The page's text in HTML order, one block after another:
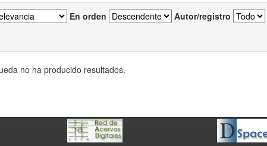
En orden Autor/registro
no ha producido resultados.